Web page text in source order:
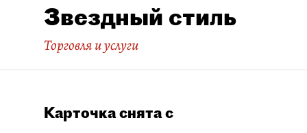
Звездный стиль
Торговля и услуги
Карточка снята с